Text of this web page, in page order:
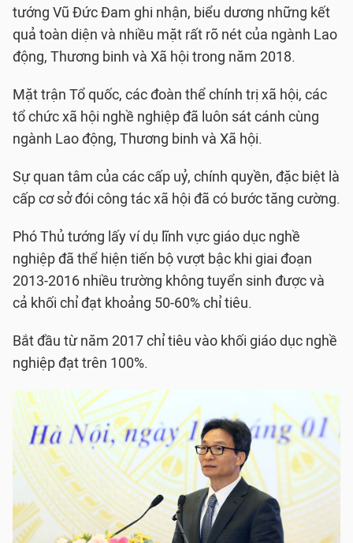
tướng Vũ Đức Đam ghi nhận, biểu dương những kết
quả toàn diện và nhiều mặt rất rõ nét của ngành Lao
động, Thương binh và Xã hội trong năm 2018.
Mặt trận Tổ quốc, các đoàn thể chính trị xã hội, các
tổ chức xã hội nghề nghiệp đã luôn sát cánh cùng
ngành Lao động, Thương binh và Xã hội.
Sự quan tâm của các cấp uỷ, chính quyền, đặc biệt là
cấp cơ sở đói công tác xã hội đã có bước tăng cường.
Phó Thủ tướng lấy ví dụ lĩnh vực giáo dục nghề
nghiệp đã thể hiện tiến bộ vượt bậc khi giai đoạn
2013-2016 nhiều trường không tuyển sinh được và
cả khối chỉ đạt khoảng 50-60% chỉ tiêu.
Bắt đầu từ năm 2017 chỉ tiêu vào khối giáo dục nghề
nghiệp đạt trên 100%.